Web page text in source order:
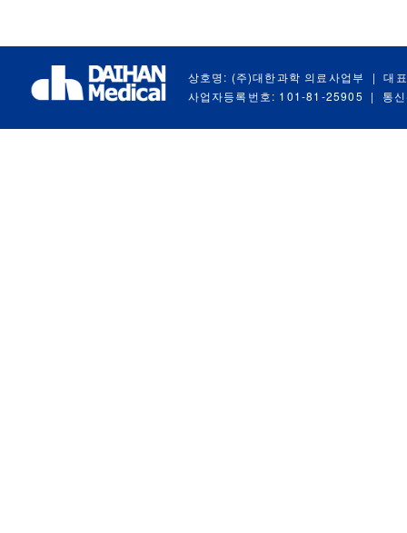
상호명: (주)대한과학 의료사업부 |
대
사업자등록번호: 101-81-25905
| 통